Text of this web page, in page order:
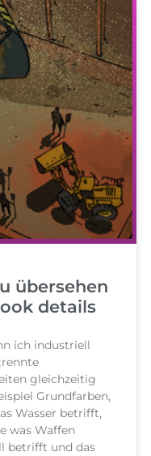
übersehen
details
ich industriell
gleichzeitig
Grundfarben,
Wasser betrifft,
was Waffen
betrifft und das